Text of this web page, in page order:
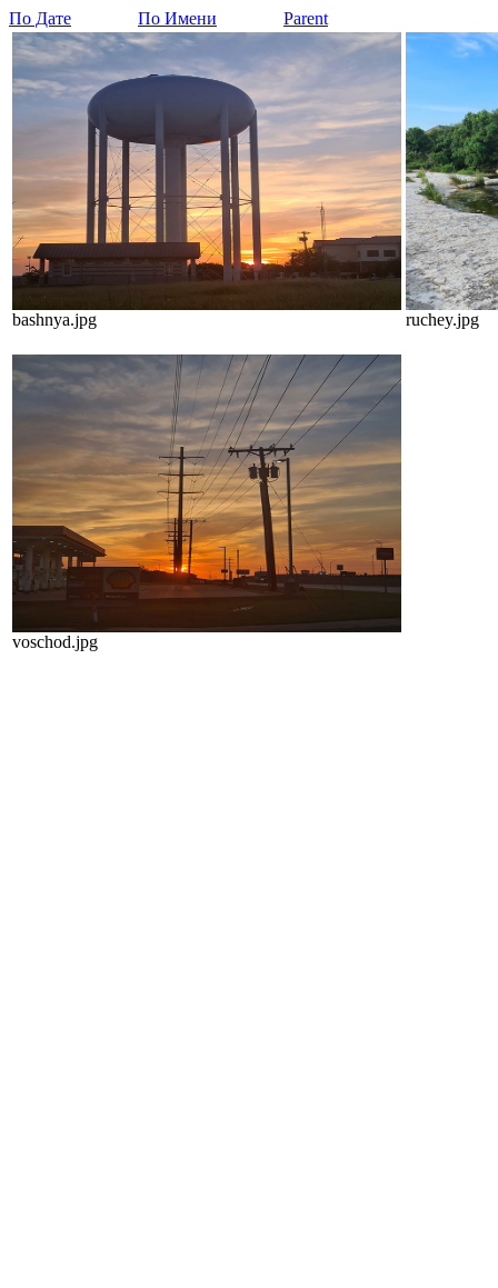
По Дате По Имени Parent
bashnya.jpg ruchey.jpg
voschod.jpg